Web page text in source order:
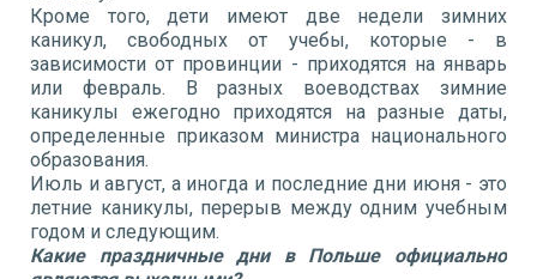
Кроме того, дети имеют две недели зимних
каникул, свободных от учебы, которые - в
зависимости от провинции - приходятся на январь
или февраль. В разных воеводствах зимние
каникулы ежегодно приходятся на разные даты,
определенные приказом министра национального
образования.
Июль и август, а иногда и последние дни июня - это
летние каникулы, перерыв между одним учебным
годом и следующим.
Какие праздничные дни в Польше официально